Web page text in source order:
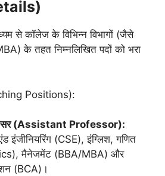
से कॉलेज के विभिन्न विभागों (जैसे
के तहत निम्नलिखित पदों को भरा
Positions):
(Assistant Professor):
इंजीनियरिंग (CSE), इंग्लिश, गणित
मैनेजमेंट (BBA/MBA) और
(BCA)।